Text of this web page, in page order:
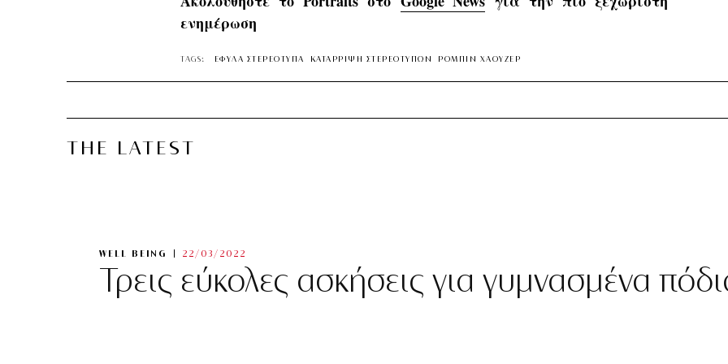
ενημέρωση
TAGS: ΕΦΥΛΑ ΣΤΕΡΕΟΤΥΠΑ ΚΑΤΑΡΡΙΨΗ ΣΤΕΡΕΟΤΥΠΩΝ ΡΟΜΠΙΝ ΧΑΟΥΖΕΡ
THE LATEST
WELL BEING 22/03/2022
Τρεις εύκολες ασκήσεις για γυμνασμένα